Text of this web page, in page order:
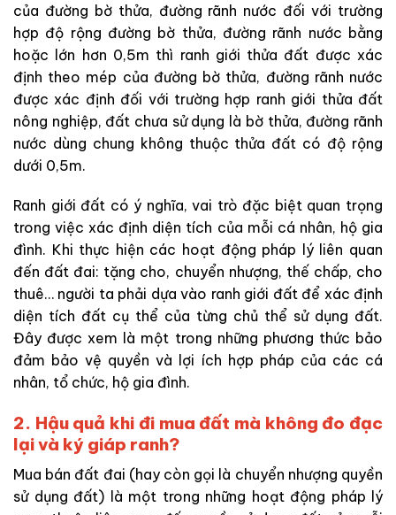
của đường bờ thửa, đường rãnh nước đối với trường
hợp độ rộng đường bờ thửa, đường rãnh nước bằng
hoặc lớn hơn 0,5m thì ranh giới thửa đất được xác
định theo mép của đường bờ thửa, đường rãnh nước
được xác định đối với trường hợp ranh giới thửa đất
nông nghiệp, đất chưa sử dụng là bờ thửa, đường rãnh
nước dùng chung không thuộc thửa đất có độ rộng
dưới 0,5m.
Ranh giới đất có ý nghĩa, vai trò đặc biệt quan trọng
trong việc xác định diện tích của mỗi cá nhân, hộ gia
đình. Khi thực hiện các hoạt động pháp lý liên quan
đến đất đai: tặng cho, chuyển nhượng, thế chấp, cho
thuê… người ta phải dựa vào ranh giới đất để xác định
diện tích đất cụ thể của từng chủ thể sử dụng đất.
Đây được xem là một trong những phương thức bảo
đảm bảo vệ quyền và lợi ích hợp pháp của các cá
nhân, tổ chức, hộ gia đình.
2. Hậu quả khi đi mua đất mà không đo đạc
lại và ký giáp ranh?
Mua bán đất đai (hay còn gọi là chuyển nhượng quyền
sử dụng đất) là một trong những hoạt động pháp lý